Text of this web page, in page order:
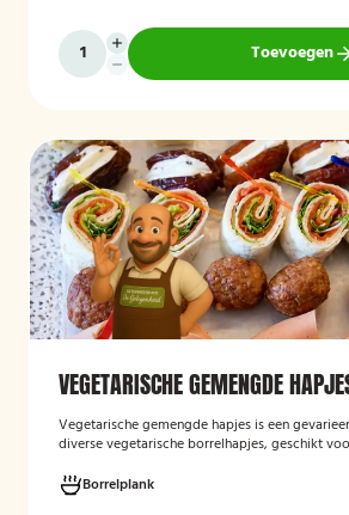
Toevoegen
VEGETARISCHE GEMENGDE
Vegetarische gemengde hapjes is een
diverse vegetarische borrelhapjes, geschikt
smaakvolle vegetarische snacks en biedt een
assortiment voor gasten die geen vlees eten.
Borrelplank